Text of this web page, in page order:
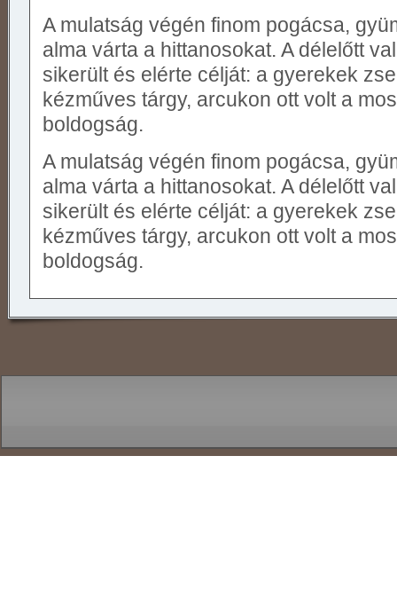
A mulatság végén finom pogácsa,
alma várta a hittanosokat. A délelőtt
sikerült és elérte célját: a gyerekek
kézműves tárgy, arcukon ott volt a
boldogság.
A mulatság végén finom pogácsa,
alma várta a hittanosokat. A délelőtt
sikerült és elérte célját: a gyerekek
kézműves tárgy, arcukon ott volt a
boldogság.